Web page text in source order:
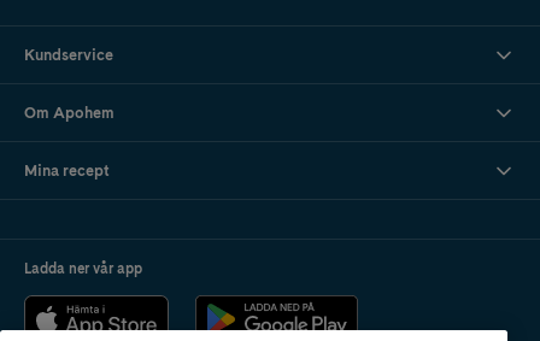
Kundservice
Om Apohem
Mina recept
Ladda ner vår app